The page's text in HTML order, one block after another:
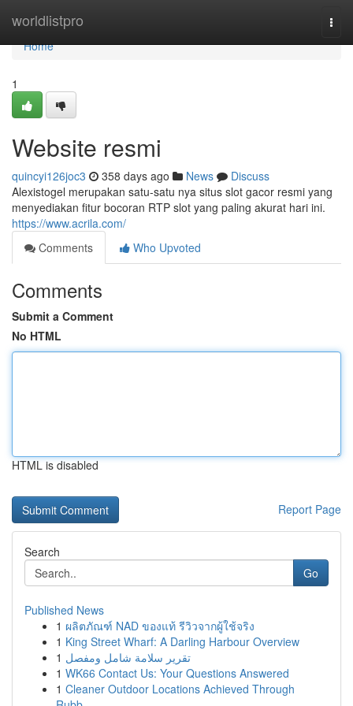
worldlistpro
Home
Home
1
Website resmi
quincyi126joc3 358 days ago News
Discuss
Alexistogel merupakan satu-satu nya situs slot gacor resmi yang
menyediakan fitur bocoran RTP slot yang paling akurat hari ini.
https://www.acrila.com/
Comments
Who Upvoted
Comments
Submit a Comment
No HTML
HTML is disabled
Report Page
Search
Go
Published News
1 ผลิตภัณฑ์ NAD ของแท้ รีวิวจากผู้ใช้จริง
1 King Street Wharf: A Darling Harbour Overview
1 تقرير سلامة شامل ومفصل
1 WK66 Contact Us: Your Questions Answered
1 Cleaner Outdoor Locations Achieved Through